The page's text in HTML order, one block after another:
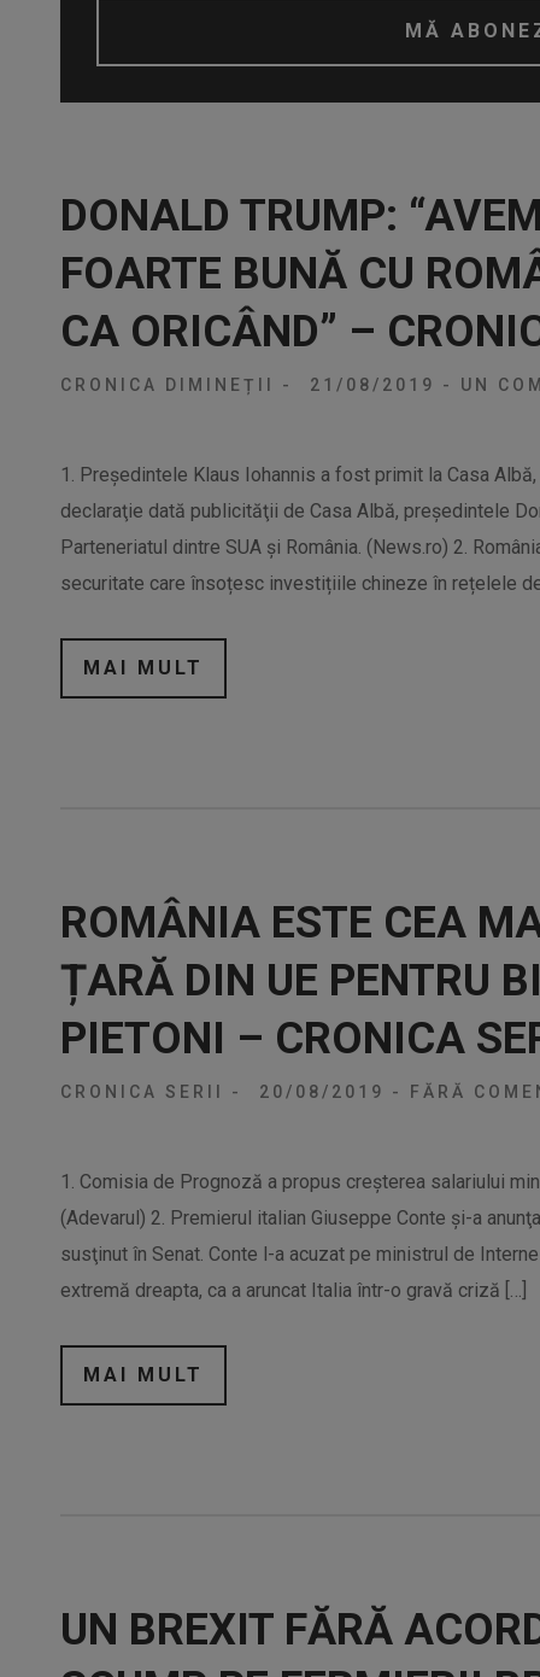
DONALD TRUMP:
FOARTE BUNĂ CU
CA ORICÂND” –
CRONICA DIMINEȚII - 21/08/2019 - UN
1. Preşedintele Klaus Iohannis a fost primit la Casa
declaraţie dată publicităţii de Casa Albă, preşedintele
Parteneriatul dintre SUA şi România. (News.ro) 2.
securitate care însoțesc investițiile chineze în rețelele
MAI MULT
ROMÂNIA ESTE CEA
ȚARĂ DIN UE PENTRU
PIETONI – CRONICA
CRONICA SERII - 20/08/2019 - FĂRĂ
1. Comisia de Prognoză a propus creşterea salariului
(Adevarul) 2. Premierul italian Giuseppe Conte şi-a
susţinut în Senat. Conte l-a acuzat pe ministrul de
extremă dreapta, ca a aruncat Italia într-o gravă criză […]
MAI MULT
UN BREXIT FĂRĂ